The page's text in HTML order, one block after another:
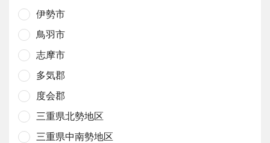
伊勢市
鳥羽市
志摩市
多気郡
度会郡
三重県北勢地区
三重県中南勢地区